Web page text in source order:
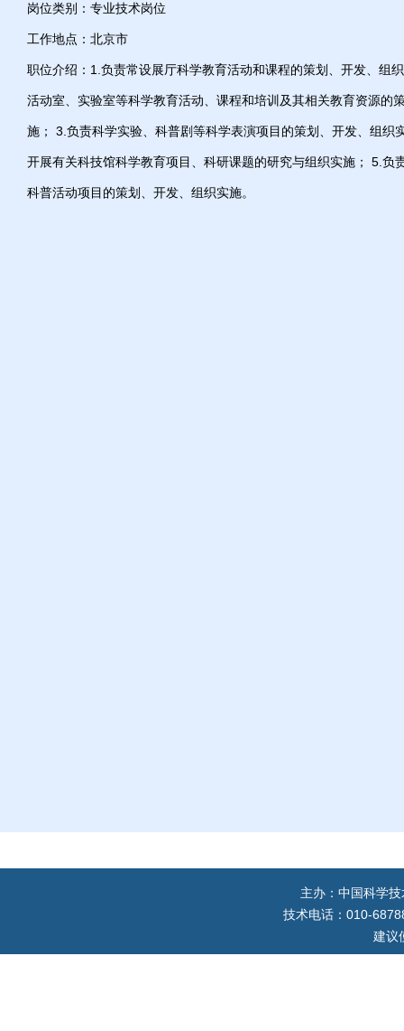
岗位类别：专业技术岗位
工作地点：北京市
职位介绍：1.负责常设展厅科学教育活动和课程的策划、开发、组
活动室、实验室等科学教育活动、课程和培训及其相关教育资源的
施； 3.负责科学实验、科普剧等科学表演项目的策划、开发、组织
开展有关科技馆科学教育项目、科研课题的研究与组织实施； 5.负
科普活动项目的策划、开发、组织实施。
主办：中国科学
技术电话：010-
建议